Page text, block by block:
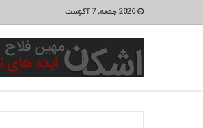
2026 جمعه, 7 آگوست